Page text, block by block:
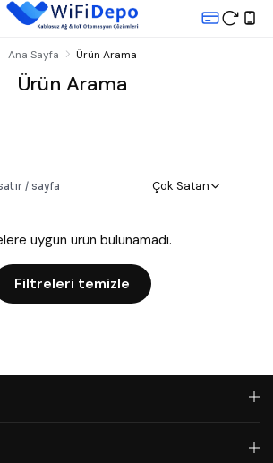
Ana Sayfa Ürün Arama
Ürün Arama
/ sayfa Çok Satan
uygun ürün bulunamadı.
Filtreleri temizle